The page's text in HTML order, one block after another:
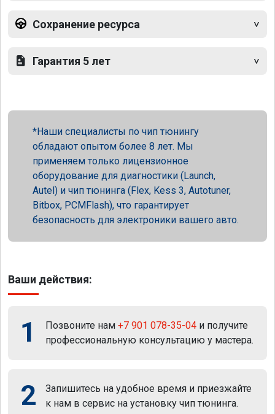
Сохранение ресурса
Гарантия 5 лет
Наши специалисты по чип тюнингу
обладают опытом более 8 лет. Мы
применяем только лицензионное
оборудование для диагностики (Launch,
Autel) и чип тюнинга (Flex, Kess 3, Autotuner,
Bitbox, PCMFlash), что гарантирует
безопасность для электроники вашего авто.
Ваши действия:
1 Позвоните нам +7 901 078-35-04 и получите
профессиональную консультацию у мастера.
2
Запишитесь на удобное время и приезжайте
к нам в сервис на установку чип тюнинга.